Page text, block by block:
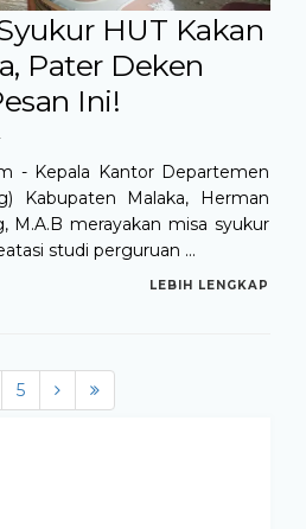
HUT Kakan
Pater Deken
Ini!
- Kepala Kantor Departemen
Kabupaten Malaka, Herman
M.A.B merayakan misa syukur
studi perguruan ...
LEBIH LENGKAP
5